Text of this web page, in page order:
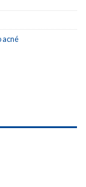
acné